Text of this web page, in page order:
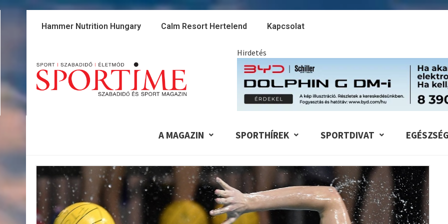
Skip
Hammer Nutrition Hungary Calm Resort Hertelend Kapcsolat
Hirdetés
A MAGAZIN SPORTHÍREK SPORTDIVAT EGÉSZSÉG